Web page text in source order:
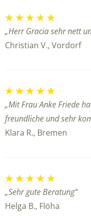
„Herr Gracia sehr nett
Christian V., Vordorf
„Mit Frau Anke Friede
freundliche und sehr
Klara R., Bremen
„Sehr gute Beratung“
Helga B., Flöha